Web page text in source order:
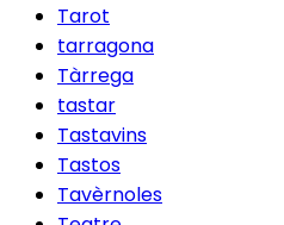
Tarot
tarragona
Tàrrega
tastar
Tastavins
Tastos
Tavèrnoles